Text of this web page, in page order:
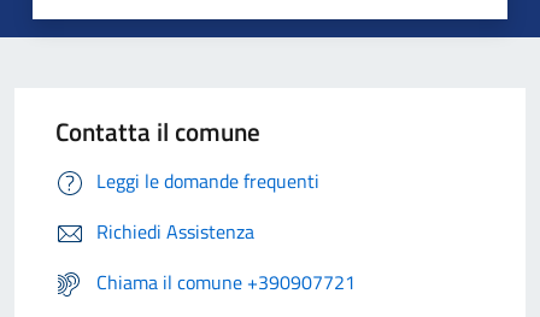
Contatta il comune
Leggi le domande frequenti
Richiedi Assistenza
Chiama il comune +390907721